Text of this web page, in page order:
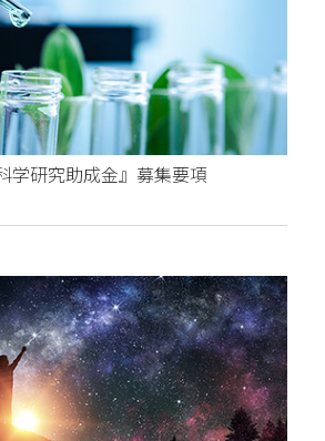
学研究助成金』募集要項